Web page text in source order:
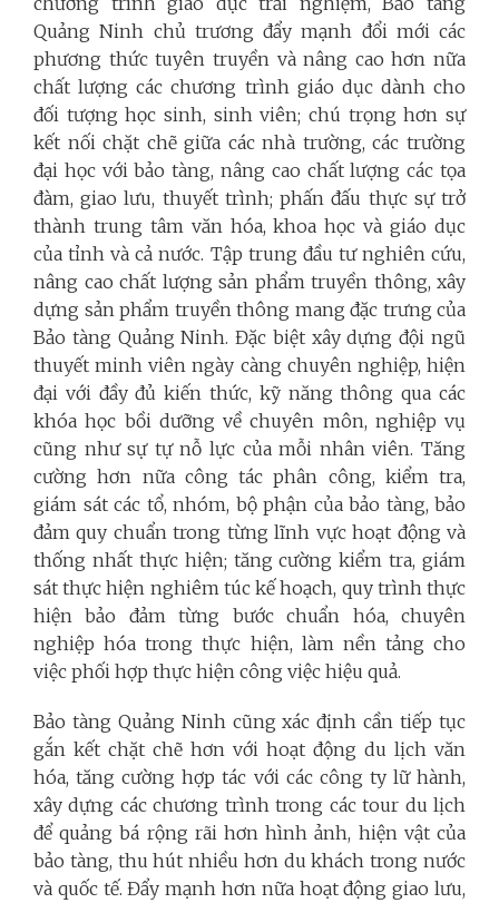
Quảng Ninh chủ trương đẩy mạnh đổi mới các
phương thức tuyên truyền và nâng cao hơn nữa
chất lượng các chương trình giáo dục dành cho
đối tượng học sinh, sinh viên; chú trọng hơn sự
kết nối chặt chẽ giữa các nhà trường, các trường
đại học với bảo tàng, nâng cao chất lượng các tọa
đàm, giao lưu, thuyết trình; phấn đấu thực sự trở
thành trung tâm văn hóa, khoa học và giáo dục
của tỉnh và cả nước. Tập trung đầu tư nghiên cứu,
nâng cao chất lượng sản phẩm truyền thông, xây
dựng sản phẩm truyền thông mang đặc trưng của
Bảo tàng Quảng Ninh. Đặc biệt xây dựng đội ngũ
thuyết minh viên ngày càng chuyên nghiệp, hiện
đại với đầy đủ kiến thức, kỹ năng thông qua các
khóa học bồi dưỡng về chuyên môn, nghiệp vụ
cũng như sự tự nỗ lực của mỗi nhân viên. Tăng
cường hơn nữa công tác phân công, kiểm tra,
giám sát các tổ, nhóm, bộ phận của bảo tàng, bảo
đảm quy chuẩn trong từng lĩnh vực hoạt động và
thống nhất thực hiện; tăng cường kiểm tra, giám
sát thực hiện nghiêm túc kế hoạch, quy trình thực
hiện bảo đảm từng bước chuẩn hóa, chuyên
nghiệp hóa trong thực hiện, làm nền tảng cho
việc phối hợp thực hiện công việc hiệu quả.
Bảo tàng Quảng Ninh cũng xác định cần tiếp tục
gắn kết chặt chẽ hơn với hoạt động du lịch văn
hóa, tăng cường hợp tác với các công ty lữ hành,
xây dựng các chương trình trong các tour du lịch
để quảng bá rộng rãi hơn hình ảnh, hiện vật của
bảo tàng, thu hút nhiều hơn du khách trong nước
và quốc tế. Đẩy mạnh hơn nữa hoạt động giao lưu,